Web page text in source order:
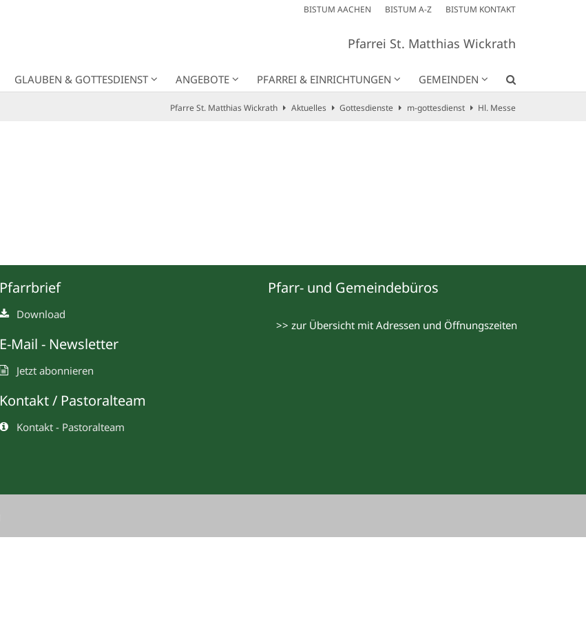
BISTUM AACHEN BISTUM A-Z BISTUM KONTAKT
Pfarrei St. Matthias Wickrath
GLAUBEN & GOTTESDIENST ANGEBOTE PFARREI & EINRICHTUNGEN GEMEINDEN
Pfarre St. Matthias Wickrath Aktuelles Gottesdienste m-gottesdienst Hl. Messe
Pfarrbrief
Download
E-Mail - Newsletter
Jetzt abonnieren
Kontakt / Pastoralteam
Kontakt - Pastoralteam
Pfarr- und Gemeindebüros
>> zur Übersicht mit Adressen und Öffnungszeiten